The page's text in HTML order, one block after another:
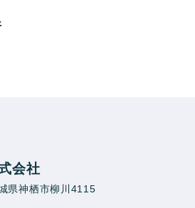
会社
県神栖市柳川4115